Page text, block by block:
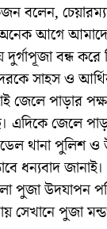
বলেন,
আগে
বন্ধ করে
সাহস ও
জেলে পাড়ার
এদিকে জেলে
থানা পুলিশ
ধন্যবাদ জানাই।
পুজা উদযাপন
সেখানে পুজা